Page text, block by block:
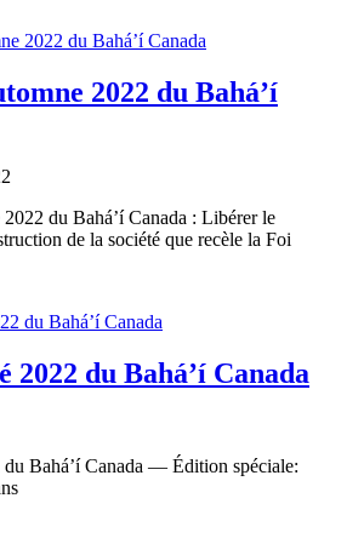
2022 du Bahá’í
du Bahá’í Canada : Libérer le
de la société que recèle la Foi
2022 du Bahá’í Canada
Bahá’í Canada — Édition spéciale: